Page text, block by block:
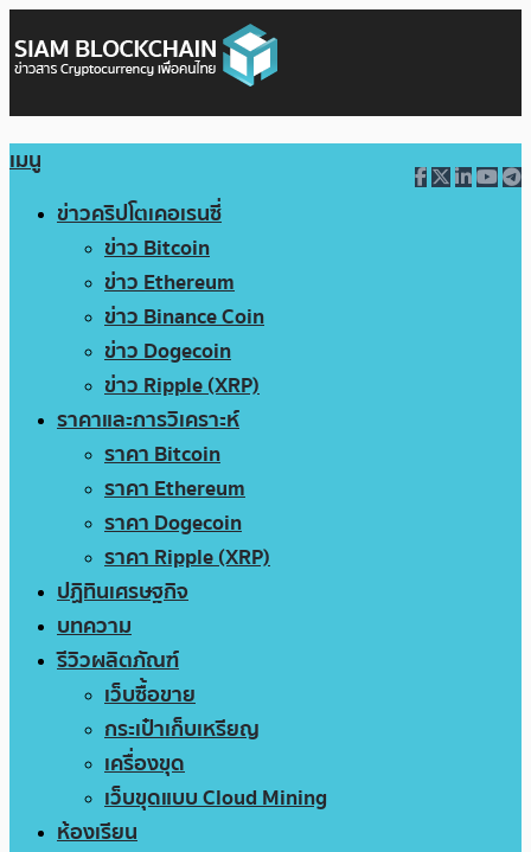
เมนู
ข่าวคริปโตเคอเรนซี่
ข่าว Bitcoin
ข่าว Ethereum
ข่าว Binance Coin
ข่าว Dogecoin
ข่าว Ripple (XRP)
ราคาและการวิเคราะห์
ราคา Bitcoin
ราคา Ethereum
ราคา Dogecoin
ราคา Ripple (XRP)
ปฏิทินเศรษฐกิจ
บทความ
รีวิวผลิตภัณฑ์
เว็บซื้อขาย
กระเป๋าเก็บเหรียญ
เครื่องขุด
เว็บขุดแบบ Cloud Mining
ห้องเรียน